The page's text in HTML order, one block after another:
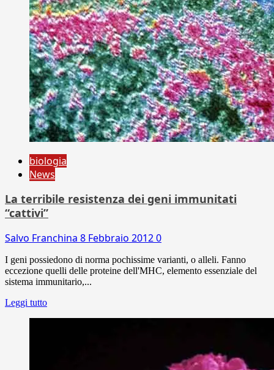
biologia
News
La terribile resistenza dei geni immunitati
“cattivi”
Salvo Franchina 8 Febbraio 20120
I geni possiedono di norma pochissime varianti, o alleli. Fanno
eccezione quelli delle proteine dell'MHC, elemento essenziale del
sistema immunitario,...
Leggi tutto